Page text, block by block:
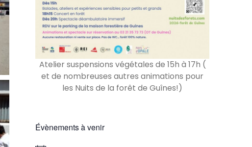
Atelier suspensions végétales de 15h à 17h (
et de nombreuses autres animations pour
les Nuits de la forêt de Guînes!)
Évènements à venir